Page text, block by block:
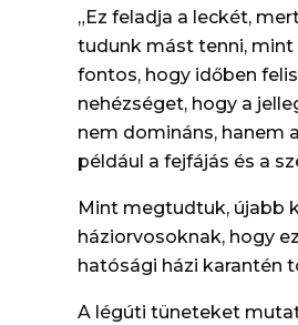
„Ez feladja a leckét,
tudunk mást tenni, mint
fontos, hogy időben
nehézséget, hogy a
nem domináns, hanem
például a fejfájás és a
Mint megtudtuk, újabb
háziorvosoknak, hogy
hatósági házi karantén
A légúti tüneteket